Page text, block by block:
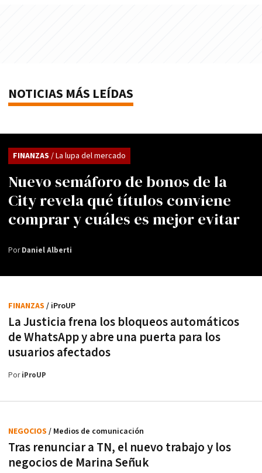
NOTICIAS MÁS LEÍDAS
Nuevo semáforo de bonos de la
City revela qué títulos conviene
comprar y cuáles es mejor evitar
FINANZAS / La lupa del mercado
PorDaniel Alberti
La Justicia frena los bloqueos automáticos
de WhatsApp y abre una puerta para los
usuarios afectados
FINANZAS / iProUP
PoriProUP
Tras renunciar a TN, el nuevo trabajo y los
negocios de Marina Señuk
NEGOCIOS / Medios de comunicación